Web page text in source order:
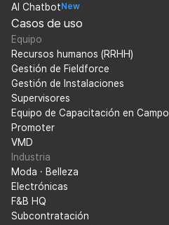
AI Chatbot New
Casos de uso
Equipo
Recursos humanos (RRHH)
Gestión de Fieldforce
Gestión de Instalaciones
Supervisores
Equipo de Capacitación en Campo
Promoter
VMD
Industria
Moda · Belleza
Electrónicas
F&B HQ
Subcontratación